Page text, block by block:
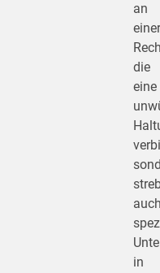
an
einer
die
eine
in